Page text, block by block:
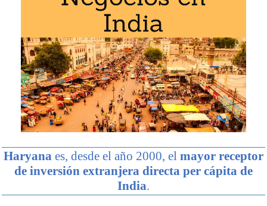
Haryana es, desde el año 2000, el mayor receptor
de inversión extranjera directa per cápita de
India.